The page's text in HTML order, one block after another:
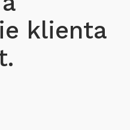
klienta